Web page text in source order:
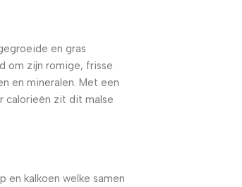
en gras
om zijn romige, frisse
en mineralen. Met een
calorieën zit dit malse
en kalkoen welke samen